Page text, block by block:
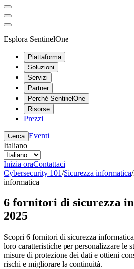
Esplora SentinelOne
Piattaforma
Soluzioni
Servizi
Partner
Perché SentinelOne
Risorse
Prezzi
Cerca Eventi
Italiano
Inizia oraContattaci
Cybersecurity 101/Sicurezza informatica/
informatica
6 fornitori di sicurezza
2025
Scopri 6 fornitori di sicurezza
loro caratteristiche per personalizzare le
misure di protezione dei dati e ottieni
rischi e migliorare la continuità.